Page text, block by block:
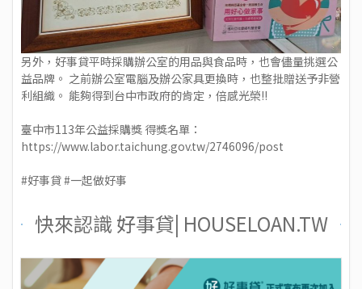
另外，好事貸平時採購辦公室的用品與食品時，也會儘量挑選公
益品牌。 之前辦公室電腦及辦公家具更換時，也整批贈送予非營
利組織。 能夠得到台中市政府的肯定，倍感光榮!!
臺中市113年公益採購獎 得獎名單：
https://www.labor.taichung.gov.tw/2746096/post
#好事貸 #一起做好事
快來認識 好事貸| HOUSELOAN.TW